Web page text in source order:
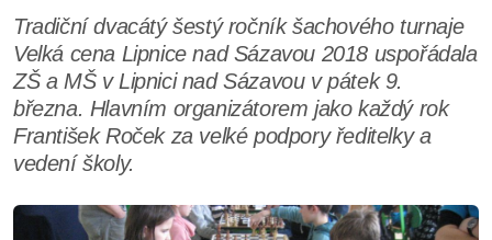
Tradiční dvacátý šestý ročník šachového turnaje
Velká cena Lipnice nad Sázavou 2018 uspořádala
ZŠ a MŠ v Lipnici nad Sázavou v pátek 9.
března. Hlavním organizátorem jako každý rok
František Roček za velké podpory ředitelky a
vedení školy.